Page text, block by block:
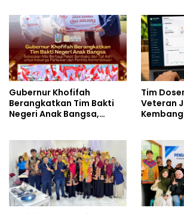
dan Inovasi Pembelajaran
Gubernur Khofifah
Berangkatkan Tim Bakti
Negeri Anak Bangsa,
dan Perintis Kemerdekaan
Tim
Veteran
UMKM